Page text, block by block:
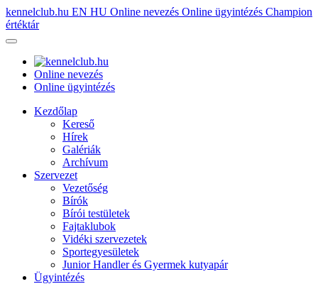
kennelclub.hu EN HU Online nevezés Online ügyintézés Champion
értéktár
Online nevezés
Online ügyintézés
Kezdőlap
Kereső
Hírek
Galériák
Archívum
Szervezet
Vezetőség
Bírók
Bírói testületek
Fajtaklubok
Vidéki szervezetek
Sportegyesületek
Junior Handler és Gyermek kutyapár
Ügyintézés